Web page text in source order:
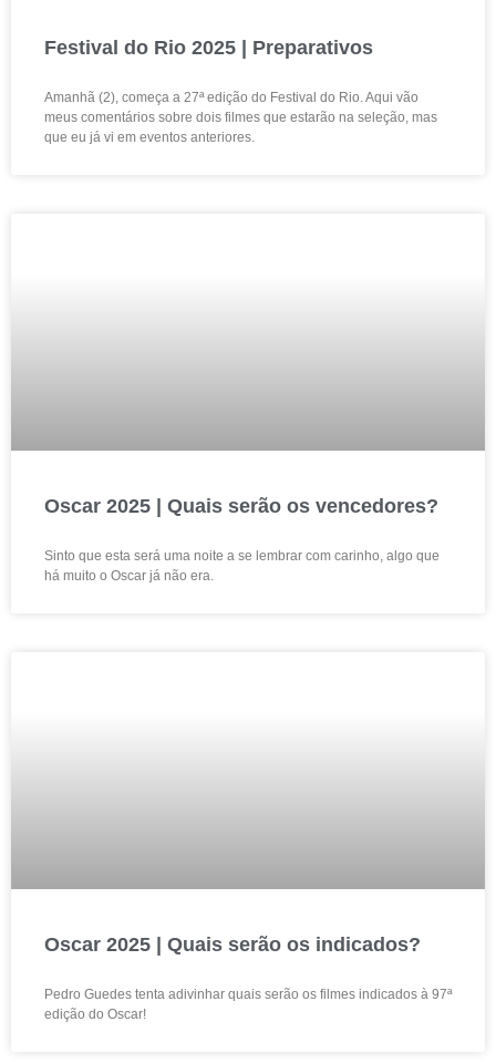
Festival do Rio 2025 | Preparativos
Amanhã (2), começa a 27ª edição do Festival do Rio. Aqui vão
meus comentários sobre dois filmes que estarão na seleção, mas
que eu já vi em eventos anteriores.
Oscar 2025 | Quais serão os vencedores?
Sinto que esta será uma noite a se lembrar com carinho, algo que
há muito o Oscar já não era.
Oscar 2025 | Quais serão os indicados?
Pedro Guedes tenta adivinhar quais serão os filmes indicados à 97ª
edição do Oscar!